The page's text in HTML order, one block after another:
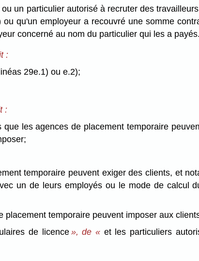
un particulier autorisé à recruter des
qu'un employeur a recouvré une somme
concerné au nom du particulier qui les a payés.
:
29e.1) ou e.2);
:
les agences de placement temporaire
temporaire peuvent exiger des clients, et
un de leurs employés ou le mode de calcul
placement temporaire peuvent imposer aux
de licence», de « et les particuliers